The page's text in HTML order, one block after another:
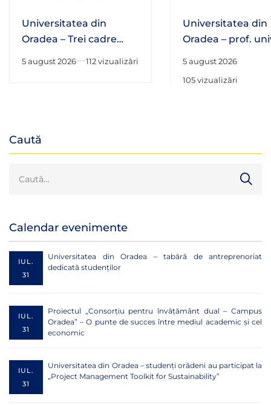
Universitatea din
Oradea – Trei cadre
Științe Penale
5 august 2026 112 vizualizări
Universitatea din
Oradea – prof.
Național al
5 august 2026
105 vizualizări
Caută
Calendar evenimente
IUL.
31
Universitatea din Oradea – tabără de antreprenoriat
dedicată studenților
IUL.
31
Proiectul „Consorțiu pentru învățământ dual – Campus
Oradea” – O punte de succes între mediul academic și cel
economic
IUL.
31
Universitatea din Oradea – studenți orădeni au participat la
„Project Management Toolkit for Sustainability”